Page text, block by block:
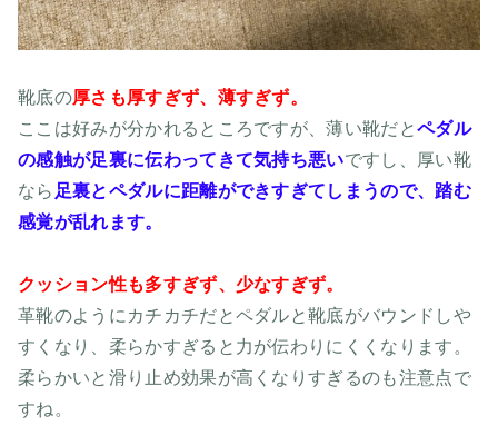
靴底の厚さも厚すぎず、薄すぎず。
ここは好みが分かれるところですが、薄い靴だとペダル
の感触が足裏に伝わってきて気持ち悪いですし、厚い靴
なら 足裏とペダルに距離ができすぎてしまうので、踏む
感覚が乱れます。
クッション性も多すぎず、少なすぎず。
革靴のようにカチカチだとペダルと靴底がバウンドしや
すくなり、柔らかすぎると力が伝わりにくくなります。
柔らかいと滑り止め効果が高くなりすぎるのも注意点で
すね。